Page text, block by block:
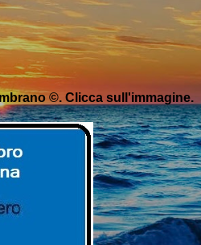
©. Clicca sull'immagine.